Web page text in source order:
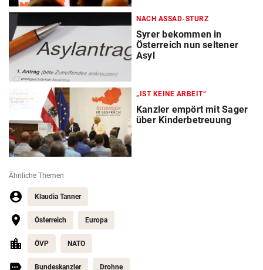
NACH ASSAD-STURZ
Syrer bekommen in
Österreich nun seltener
Asyl
„IST KEINE ARBEIT“
Kanzler empört mit Sager
über Kinderbetreuung
Ähnliche Themen
Klaudia Tanner
Österreich Europa
ÖVP NATO
Bundeskanzler Drohne